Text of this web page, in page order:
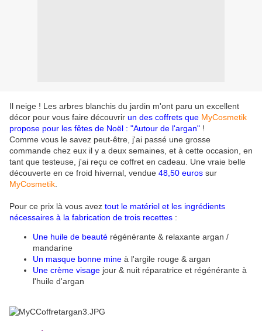
Il neige ! Les arbres blanchis du jardin m'ont paru un excellent
décor pour vous faire découvrir un des coffrets que MyCosmetik
propose pour les fêtes de Noël : "Autour de l'argan" !
Comme vous le savez peut-être, j'ai passé une grosse
commande chez eux il y a deux semaines, et à cette occasion, en
tant que testeuse, j'ai reçu ce coffret en cadeau. Une vraie belle
découverte en ce froid hivernal, vendue 48,50 euros sur
MyCosmetik
Pour ce prix là vous avez tout le matériel et les ingrédients
nécessaires à la fabrication de trois recettes :
Une huile de beauté régénérante & relaxante argan /
mandarine
Un masque bonne mine à l'argile rouge & argan
Une crème visage jour & nuit réparatrice et régénérante à
l'huile d'argan